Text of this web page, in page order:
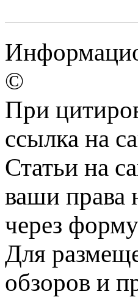
©
При
ссылка на
Статьи на
ваши права
через
Для
обзоров и